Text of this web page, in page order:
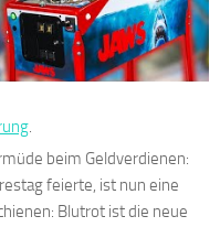
.
beim Geldverdienen:
feierte, ist nun eine
Blutrot ist die neue